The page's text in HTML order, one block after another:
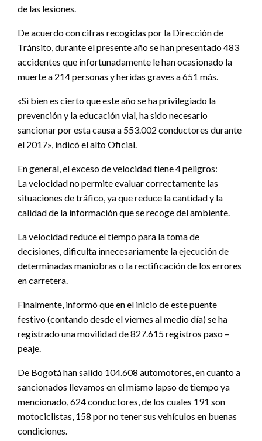
de las lesiones.
De acuerdo con cifras recogidas por la Dirección de
Tránsito, durante el presente año se han presentado 483
accidentes que infortunadamente le han ocasionado la
muerte a 214 personas y heridas graves a 651 más.
«Si bien es cierto que este año se ha privilegiado la
prevención y la educación vial, ha sido necesario
sancionar por esta causa a 553.002 conductores durante
el 2017», indicó el alto Oficial.
En general, el exceso de velocidad tiene 4 peligros:
La velocidad no permite evaluar correctamente las
situaciones de tráfico, ya que reduce la cantidad y la
calidad de la información que se recoge del ambiente.
La velocidad reduce el tiempo para la toma de
decisiones, dificulta innecesariamente la ejecución de
determinadas maniobras o la rectificación de los errores
en carretera.
Finalmente, informó que en el inicio de este puente
festivo (contando desde el viernes al medio día) se ha
registrado una movilidad de 827.615 registros paso –
peaje.
De Bogotá han salido 104.608 automotores, en cuanto a
sancionados llevamos en el mismo lapso de tiempo ya
mencionado, 624 conductores, de los cuales 191 son
motociclistas, 158 por no tener sus vehículos en buenas
condiciones.